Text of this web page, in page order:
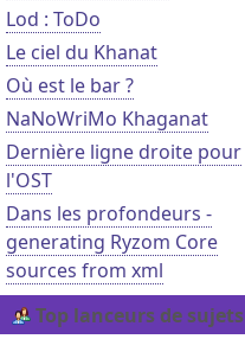
Lod : ToDo
Le ciel du Khanat
Où est le bar ?
NaNoWriMo Khaganat
Dernière ligne droite pour
l'OST
Dans les profondeurs -
generating Ryzom Core
sources from xml
Top lanceurs de sujets